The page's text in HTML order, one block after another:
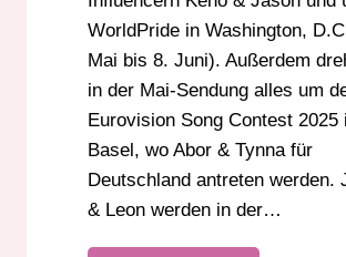
WorldPride in Washington,
Mai bis 8. Juni). Außerdem
in der Mai-Sendung alles um
Eurovision Song Contest 2025
Basel, wo Abor & Tynna für
Deutschland antreten werden.
& Leon werden in der…